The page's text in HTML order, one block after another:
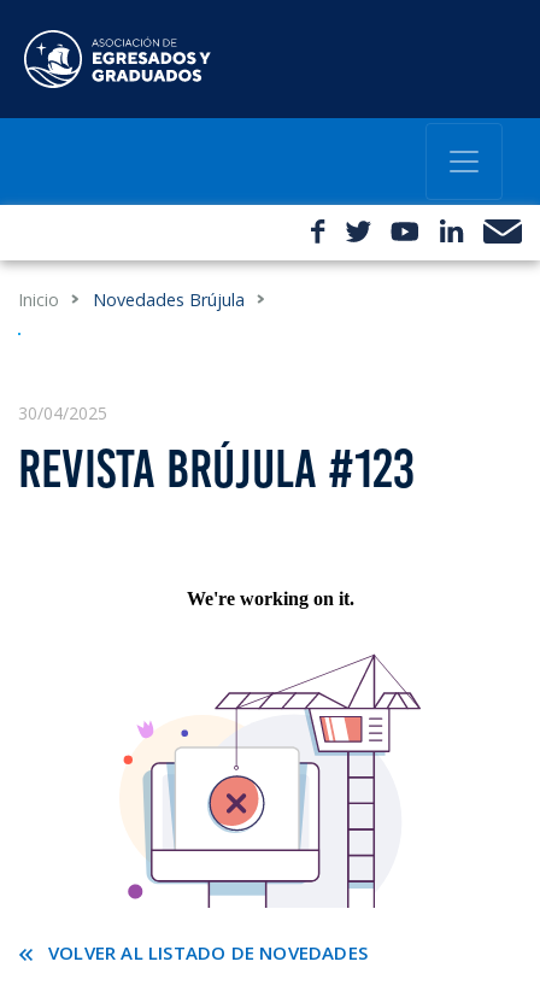
Inicio Novedades Brújula
30/04/2025
REVISTA BRÚJULA #123
VOLVER AL LISTADO DE NOVEDADES